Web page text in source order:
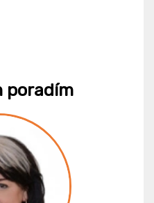
poradím